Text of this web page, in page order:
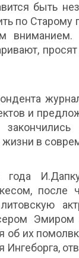
быть
по Старому
и
в
года
после
Эмиром
об их
Ингеборга,